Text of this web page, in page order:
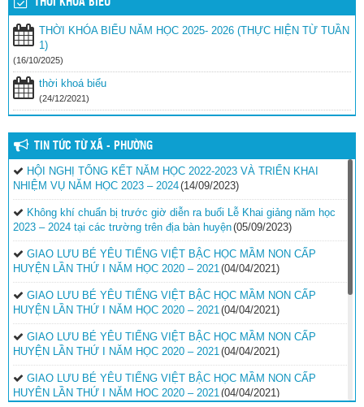
THỜI KHÓA BIỂU
THỜI KHÓA BIỂU NĂM HỌC 2025- 2026 (THỰC HIỆN TỪ TUẦN
1)
(16/10/2025)
thời khoá biểu
(24/12/2021)
TIN TỨC TỪ XÃ - PHƯỜNG
HỘI NGHỊ TỔNG KẾT NĂM HỌC 2022-2023 VÀ TRIỂN KHAI
NHIỆM VỤ NĂM HỌC 2023 – 2024(14/09/2023)
Không khí chuẩn bị trước giờ diễn ra buổi Lễ Khai giảng năm học
2023 – 2024 tại các trường trên địa bàn huyện(05/09/2023)
GIAO LƯU BÉ YÊU TIẾNG VIỆT BẬC HỌC MẦM NON CẤP
HUYỆN LẦN THỨ I NĂM HỌC 2020 – 2021(04/04/2021)
GIAO LƯU BÉ YÊU TIẾNG VIỆT BẬC HỌC MẦM NON CẤP
HUYỆN LẦN THỨ I NĂM HỌC 2020 – 2021(04/04/2021)
GIAO LƯU BÉ YÊU TIẾNG VIỆT BẬC HỌC MẦM NON CẤP
HUYỆN LẦN THỨ I NĂM HỌC 2020 – 2021(04/04/2021)
GIAO LƯU BÉ YÊU TIẾNG VIỆT BẬC HỌC MẦM NON CẤP
HUYỆN LẦN THỨ I NĂM HỌC 2020 – 2021(04/04/2021)